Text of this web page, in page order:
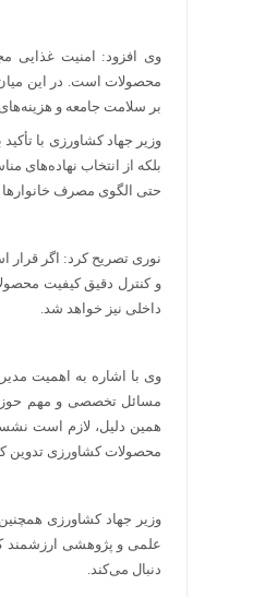
وی افزود: امنیت غذایی
محصولات است. در این
بر سلامت جامعه و
وزیر جهاد کشاورزی با
بلکه از انتخاب نهاده‌های
حتی الگوی مصرف خانوارها
نوری تصریح کرد: اگر قرار
و کنترل دقیق کیفیت
داخلی نیز خواهد شد.
وی با اشاره به اهمیت
مسائل تخصصی و مهم
همین دلیل، لازم است
محصولات کشاورزی تدوین
وزیر جهاد کشاورزی
علمی و پژوهشی ارزشمند
دنبال می‌کند.